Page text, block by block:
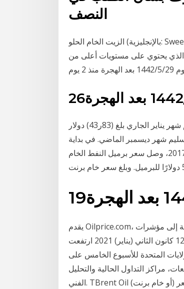
النصف
الزيت الخام الحلو (بالإنجليزية: Sweet crude oil) هو نوع من البترول، تصنف بورصة نيويورك التجارية النفط
البترول الذي يحتوي على مستويات أعلى من
تجدر الإشارة إلى أن المعدل الشهري لسعر النفط الخام العُماني تسليم شهر يناير الجاري بلغ (83ر43) دولار
مقارنة بسعر تسليم شهر ديسمبر الماضي. في بداية
شهر مارس/آذار 2017، وصل سعر برميل النفط الخام (wti) إلى حوالي 53 دولارًا للبرميل، مع توقعات سنوية
يقدم Oilprice.com، بالتعاون مع شركائه، ما يزيد على 150 مزيجًا من النفط الخام، بالإضافة إلى مؤشرات
من كل أنحاء العالم، مُزَودًا بذلك المستخدمين بمخططات أسعار النفط 12 كانون الثاني (يناير) 2021 ارتفعت
المتحدة للأسبوع الخامس على
مراكز التداول الحالية والتحليل
الفني. TBrent Oil (أو خام برنت) هو تصنيف تجاري رئيسي للنفط الخام الخفيف الحلو الذي يعد بمثابة سعر